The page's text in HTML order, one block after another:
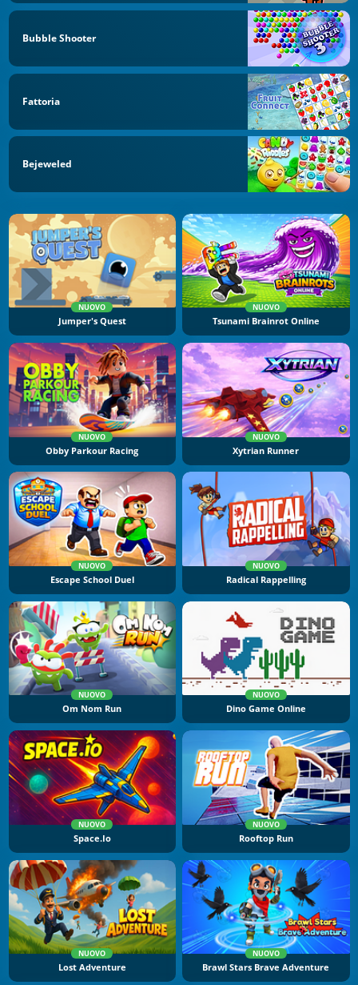
Bubble Shooter
Fattoria
Bejeweled
NUOVO
Jumper's Quest
NUOVO
Tsunami Brainrot Online
NUOVO
Obby Parkour Racing
NUOVO
Xytrian Runner
NUOVO
Escape School Duel
NUOVO
Radical Rappelling
NUOVO
Om Nom Run
NUOVO
Dino Game Online
NUOVO
Space.io
NUOVO
Rooftop Run
NUOVO
Lost Adventure
NUOVO
Brawl Stars Brave Adventure